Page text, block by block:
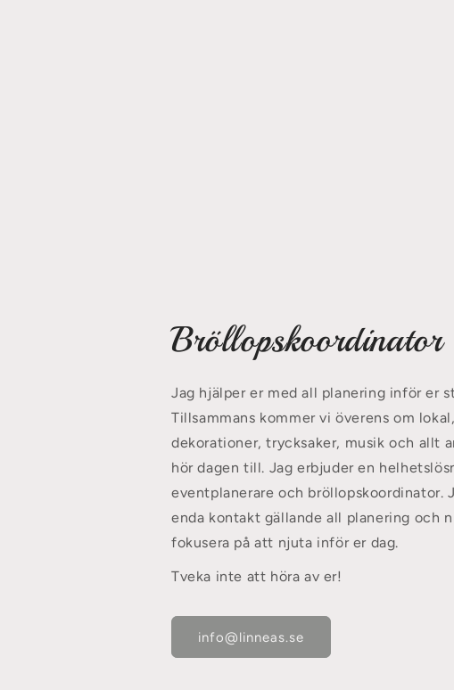
Bröllopskoordinator
Jag hjälper er med all planering inför er
Tillsammans kommer vi överens om
dekorationer, trycksaker, musik och allt
hör dagen till. Jag erbjuder en
eventplanerare och bröllopskoordinator.
enda kontakt gällande all planering och
fokusera på att njuta inför er dag.
Tveka inte att höra av er!
info@linneas.se